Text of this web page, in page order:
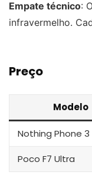
Empate técnico:
infravermelho.
Preço
Modelo
Nothing Phone 3
Poco F7 Ultra